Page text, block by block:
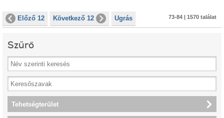
Előző 12 Következő 12 Ugrás 73-84 | 1570 találat
Szűrő
Tehetségterület